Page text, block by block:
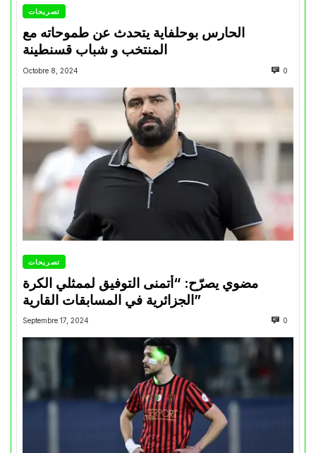
تصريحات
الحارس بوحلفاية يتحدث عن طموحاته مع
المنتخب و شباب قسنطينة
Octobre 8, 2024 0
تصريحات
مضوي يصرّح: “أتمنى التوفيق لممثلي الكرة
الجزائرية في المسابقات القارية”
Septembre 17, 2024 0